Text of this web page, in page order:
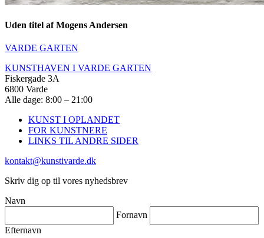
Uden titel af Mogens Andersen
VARDE GARTEN
KUNSTHAVEN I VARDE GARTEN
Fiskergade 3A
6800 Varde
Alle dage: 8:00 – 21:00
KUNST I OPLANDET
FOR KUNSTNERE
LINKS TIL ANDRE SIDER
kontakt@kunstivarde.dk
Skriv dig op til vores nyhedsbrev
Navn
Fornavn
Efternavn